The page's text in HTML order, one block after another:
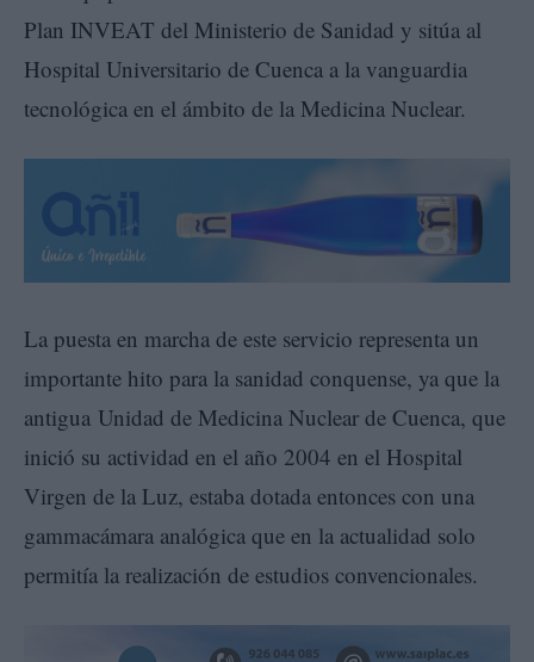
Plan INVEAT del Ministerio de Sanidad y sitúa al
Hospital Universitario de Cuenca a la vanguardia
tecnológica en el ámbito de la Medicina Nuclear.
La puesta en marcha de este servicio representa un
importante hito para la sanidad conquense, ya que la
antigua Unidad de Medicina Nuclear de Cuenca, que
inició su actividad en el año 2004 en el Hospital
Virgen de la Luz, estaba dotada entonces con una
gammacámara analógica que en la actualidad solo
permitía la realización de estudios convencionales.